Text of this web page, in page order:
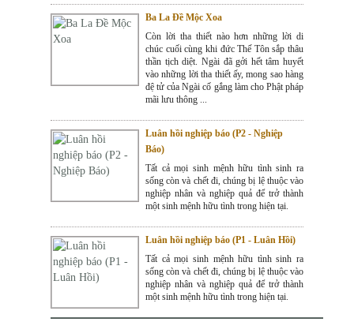
Ba La Đề Mộc Xoa
Còn lời tha thiết nào hơn những lời di
chúc cuối cùng khi đức Thế Tôn sắp thâu
thần tịch diệt. Ngài đã gởi hết tâm huyết
vào những lời tha thiết ấy, mong sao hàng
đệ tử của Ngài cố gắng làm cho Phật pháp
mãi lưu thông ...
Luân hồi nghiệp báo (P2 - Nghiệp
Báo)
Tất cả mọi sinh mệnh hữu tình sinh ra
sống còn và chết đi, chúng bị lệ thuộc vào
nghiệp nhân và nghiệp quả để trở thành
một sinh mệnh hữu tình trong hiện tại.
Luân hồi nghiệp báo (P1 - Luân Hồi)
Tất cả mọi sinh mệnh hữu tình sinh ra
sống còn và chết đi, chúng bị lệ thuộc vào
nghiệp nhân và nghiệp quả để trở thành
một sinh mệnh hữu tình trong hiện tại.